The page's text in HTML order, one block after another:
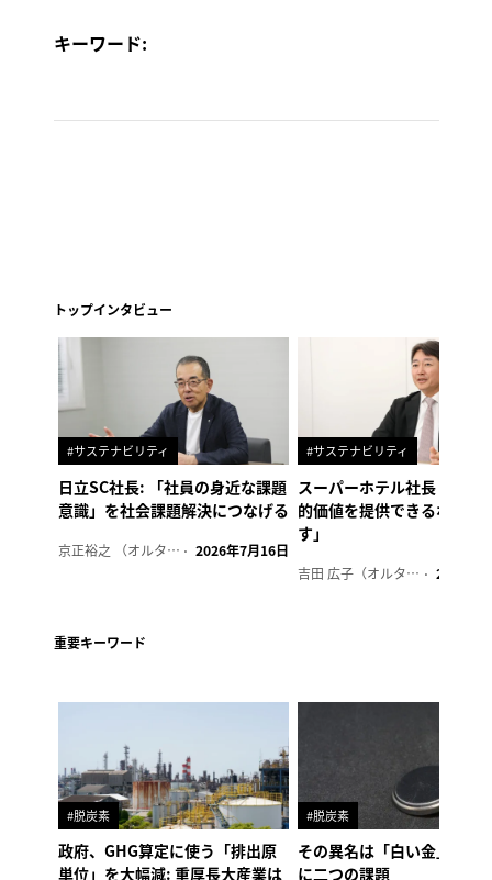
キーワード:
トップインタビュー
#サステナビリティ
日立SC社長: 「社員の身近な課題
意識」を社会課題解決につなげる
京正裕之 （オルタナ副編集長） 2026年7月16日
#サステナビリティ
スーパーホテル社長「地域
的価値を提供できるホテル
す」
吉田 広子（オルタナ輪番編集長） 2026年6
重要キーワード
#脱炭素
政府、GHG算定に使う「排出原
単位」を大幅減: 重厚長大産業は
#脱炭素
その異名は「白い金」、リ
に二つの課題